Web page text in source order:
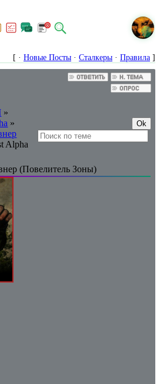
[ · Новые Посты · Сталкеры · Правила ]
»
»
Alpha
(Повелитель Зоны)